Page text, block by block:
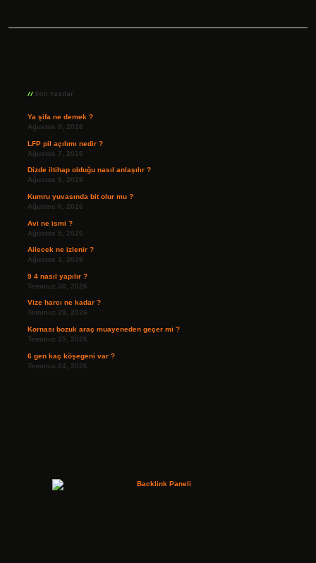
Son Yazılar
Ya şifa ne demek ?
Ağustos 9, 2026
LFP pil açılımı nedir ?
Ağustos 7, 2026
Dizde iltihap olduğu nasıl anlaşılır ?
Ağustos 6, 2026
Kumru yuvasında bit olur mu ?
Ağustos 6, 2026
Avi ne ismi ?
Ağustos 5, 2026
Ailecek ne izlenir ?
Ağustos 3, 2026
9 4 nasıl yapılır ?
Temmuz 30, 2026
Vize harcı ne kadar ?
Temmuz 29, 2026
Kornası bozuk araç muayeneden geçer mi ?
Temmuz 25, 2026
6 gen kaç köşegeni var ?
Temmuz 24, 2026